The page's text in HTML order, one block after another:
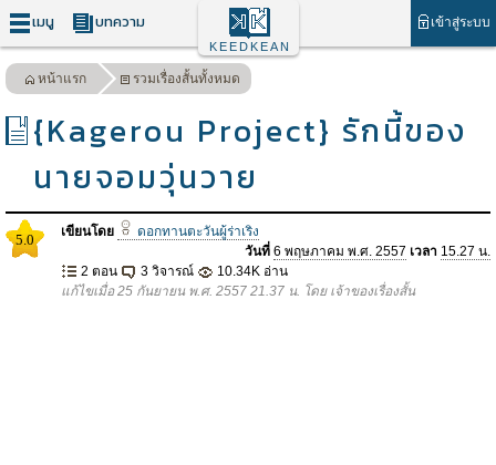
เมนู บทความ เข้าสู่ระบบ
KEEDKEAN
หน้าแรก รวมเรื่องสั้นทั้งหมด
{Kagerou Project} รักนี้ของ
นายจอมวุ่นวาย
5.0 เขียนโดย
ดอกทานตะวันผู้ร่าเริง
วันที่ 6 พฤษภาคม พ.ศ. 2557 เวลา 15.27 น.
2 ตอน
3 วิจารณ์
10.34K อ่าน
แก้ไขเมื่อ 25 กันยายน พ.ศ. 2557 21.37 น. โดย เจ้าของเรื่องสั้น